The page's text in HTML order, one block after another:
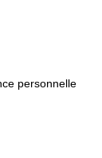
personnelle